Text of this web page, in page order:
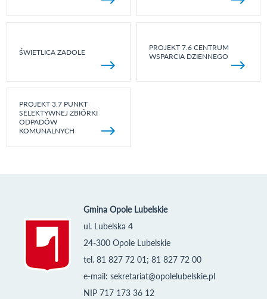
ŚWIETLICA ZADOLE
PROJEKT 7.6 CENTRUM
WSPARCIA DZIENNEGO
PROJEKT 3.7 PUNKT
SELEKTYWNEJ ZBIÓRKI
ODPADÓW
KOMUNALNYCH
Gmina Opole Lubelskie
ul. Lubelska 4
24-300 Opole Lubelskie
tel. 81 827 72 01; 81 827 72 00
e-mail: sekretariat@opolelubelskie.pl
NIP 717 173 36 12